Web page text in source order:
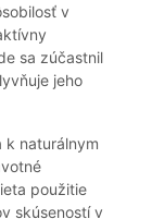
v
sa zúčastnil
jeho
k naturálnym
použitie
skúseností v